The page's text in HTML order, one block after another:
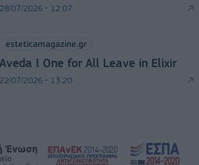
28/07/2026 - 12:07
esteticamagazine.gr
Aveda I One for All Leave in Elixir
22/07/2026 - 13:20